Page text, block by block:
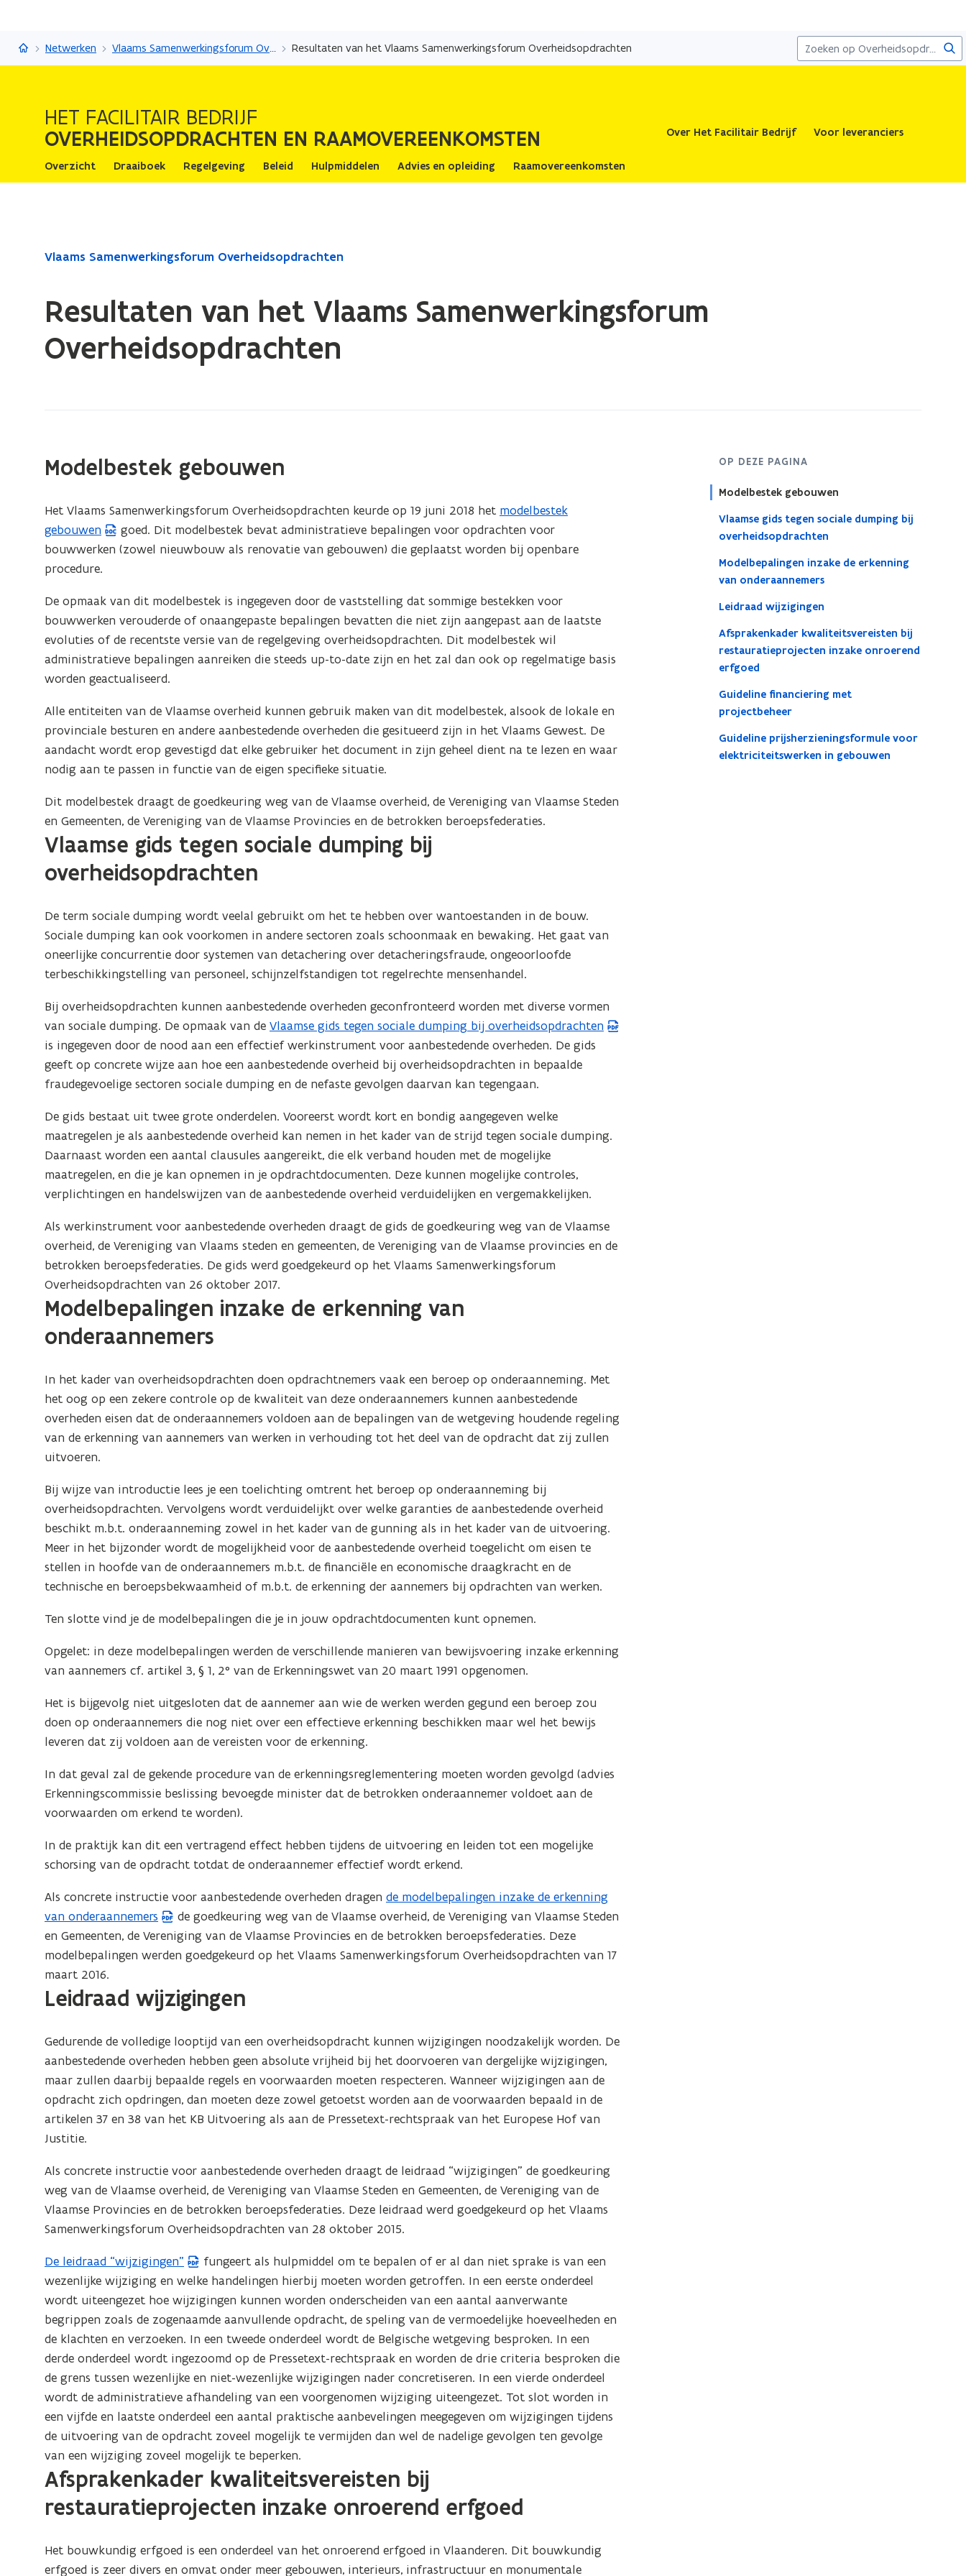
en
naar
Overheidsopdrachten en raamovereenkomsten
Netwerken Vlaams Samenwerkingsforum Overheidsopdrachten Resultaten van het Vlaams Samenwerkingsforum Overheidsopdrachten
HET FACILITAIR BEDRIJF
OVERHEIDSOPDRACHTEN EN RAAMOVEREENKOMSTEN Over Het Facilitair Bedrijf Voor leveranciers
Overzicht Draaiboek Regelgeving Beleid Hulpmiddelen Advies en opleiding Raamovereenkomsten
Gedaan
Samenwerkingsforum
Vlaams Samenwerkingsforum Overheidsopdrachten
Resultaten van het Vlaams Samenwerkingsforum
Overheidsopdrachten
OP DEZE PAGINA
Modelbestek gebouwen
Vlaamse gids tegen sociale dumping bij
overheidsopdrachten
Modelbepalingen inzake de erkenning
van onderaannemers
Leidraad wijzigingen
Afsprakenkader kwaliteitsvereisten bij
restauratieprojecten inzake onroerend
erfgoed
Guideline financiering met
projectbeheer
Guideline prijsherzieningsformule voor
elektriciteitswerken in gebouwen
Modelbestek gebouwen
Het Vlaams Samenwerkingsforum Overheidsopdrachten keurde op 19 juni 2018 het modelbestek
gebouwen
(
W
o
b
e
s
t
n
d
o
n
t
e
u
w
v
n
s
t
e
r
)
goed. Dit modelbestek bevat administratieve bepalingen voor opdrachten voor
bouwwerken (zowel nieuwbouw als renovatie van gebouwen) die geplaatst worden bij openbare
procedure.
De opmaak van dit modelbestek is ingegeven door de vaststelling dat sommige bestekken voor
bouwwerken verouderde of onaangepaste bepalingen bevatten die niet zijn aangepast aan de laatste
evoluties of de recentste versie van de regelgeving overheidsopdrachten. Dit modelbestek wil
administratieve bepalingen aanreiken die steeds up-to-date zijn en het zal dan ook op regelmatige basis
worden geactualiseerd.
Alle entiteiten van de Vlaamse overheid kunnen gebruik maken van dit modelbestek, alsook de lokale en
provinciale besturen en andere aanbestedende overheden die gesitueerd zijn in het Vlaams Gewest. De
aandacht wordt erop gevestigd dat elke gebruiker het document in zijn geheel dient na te lezen en waar
nodig aan te passen in functie van de eigen specifieke situatie.
Dit modelbestek draagt de goedkeuring weg van de Vlaamse overheid, de Vereniging van Vlaamse Steden
en Gemeenten, de Vereniging van de Vlaamse Provincies en de betrokken beroepsfederaties.
Vlaamse gids tegen sociale dumping bij
overheidsopdrachten
De term sociale dumping wordt veelal gebruikt om het te hebben over wantoestanden in de bouw.
Sociale dumping kan ook voorkomen in andere sectoren zoals schoonmaak en bewaking. Het gaat van
oneerlijke concurrentie door systemen van detachering over detacheringsfraude, ongeoorloofde
terbeschikkingstelling van personeel, schijnzelfstandigen tot regelrechte mensenhandel.
Bij overheidsopdrachten kunnen aanbestedende overheden geconfronteerd worden met diverse vormen
van sociale dumping. De opmaak van deVlaamse gids tegen sociale dumping bij overheidsopdrachten
(
P
D
F
e
s
t
a
n
d
o
p
e
t
n
i
e
u
e
n
s
t
e
r
is ingegeven door de nood aan een effectief werkinstrument voor aanbestedende overheden. De gids
geeft op concrete wijze aan hoe een aanbestedende overheid bij overheidsopdrachten in bepaalde
fraudegevoelige sectoren sociale dumping en de nefaste gevolgen daarvan kan tegengaan.
De gids bestaat uit twee grote onderdelen. Vooreerst wordt kort en bondig aangegeven welke
maatregelen je als aanbestedende overheid kan nemen in het kader van de strijd tegen sociale dumping.
Daarnaast worden een aantal clausules aangereikt, die elk verband houden met de mogelijke
maatregelen, en die je kan opnemen in je opdrachtdocumenten. Deze kunnen mogelijke controles,
verplichtingen en handelswijzen van de aanbestedende overheid verduidelijken en vergemakkelijken.
Als werkinstrument voor aanbestedende overheden draagt de gids de goedkeuring weg van de Vlaamse
overheid, de Vereniging van Vlaams steden en gemeenten, de Vereniging van de Vlaamse provincies en de
betrokken beroepsfederaties. De gids werd goedgekeurd op het Vlaams Samenwerkingsforum
Overheidsopdrachten van 26 oktober 2017.
Modelbepalingen inzake de erkenning van
onderaannemers
In het kader van overheidsopdrachten doen opdrachtnemers vaak een beroep op onderaanneming. Met
het oog op een zekere controle op de kwaliteit van deze onderaannemers kunnen aanbestedende
overheden eisen dat de onderaannemers voldoen aan de bepalingen van de wetgeving houdende regeling
van de erkenning van aannemers van werken in verhouding tot het deel van de opdracht dat zij zullen
uitvoeren.
Bij wijze van introductie lees je een toelichting omtrent het beroep op onderaanneming bij
overheidsopdrachten. Vervolgens wordt verduidelijkt over welke garanties de aanbestedende overheid
beschikt m.b.t. onderaanneming zowel in het kader van de gunning als in het kader van de uitvoering.
Meer in het bijzonder wordt de mogelijkheid voor de aanbestedende overheid toegelicht om eisen te
stellen in hoofde van de onderaannemers m.b.t. de financiële en economische draagkracht en de
technische en beroepsbekwaamheid of m.b.t. de erkenning der aannemers bij opdrachten van werken.
Ten slotte vind je de modelbepalingen die je in jouw opdrachtdocumenten kunt opnemen.
Opgelet: in deze modelbepalingen werden de verschillende manieren van bewijsvoering inzake erkenning
van aannemers cf. artikel 3, § 1, 2° van de Erkenningswet van 20 maart 1991 opgenomen.
Het is bijgevolg niet uitgesloten dat de aannemer aan wie de werken werden gegund een beroep zou
doen op onderaannemers die nog niet over een effectieve erkenning beschikken maar wel het bewijs
leveren dat zij voldoen aan de vereisten voor de erkenning.
In dat geval zal de gekende procedure van de erkenningsreglementering moeten worden gevolgd (advies
Erkenningscommissie beslissing bevoegde minister dat de betrokken onderaannemer voldoet aan de
voorwaarden om erkend te worden).
In de praktijk kan dit een vertragend effect hebben tijdens de uitvoering en leiden tot een mogelijke
schorsing van de opdracht totdat de onderaannemer effectief wordt erkend.
Als concrete instructie voor aanbestedende overheden dragende modelbepalingen inzake de erkenning
van onderaannemers
(
P
D
F
n
t
i
n
i
e
u
w
v
e
n
s
t
e
)
de goedkeuring weg van de Vlaamse overheid, de Vereniging van Vlaamse Steden
en Gemeenten, de Vereniging van de Vlaamse Provincies en de betrokken beroepsfederaties. Deze
modelbepalingen werden goedgekeurd op het Vlaams Samenwerkingsforum Overheidsopdrachten van 17
maart 2016.
Leidraad wijzigingen
Gedurende de volledige looptijd van een overheidsopdracht kunnen wijzigingen noodzakelijk worden. De
aanbestedende overheden hebben geen absolute vrijheid bij het doorvoeren van dergelijke wijzigingen,
maar zullen daarbij bepaalde regels en voorwaarden moeten respecteren. Wanneer wijzigingen aan de
opdracht zich opdringen, dan moeten deze zowel getoetst worden aan de voorwaarden bepaald in de
artikelen 37 en 38 van het KB Uitvoering als aan de Pressetext-rechtspraak van het Europese Hof van
Justitie.
Als concrete instructie voor aanbestedende overheden draagt de leidraad “wijzigingen” de goedkeuring
weg van de Vlaamse overheid, de Vereniging van Vlaamse Steden en Gemeenten, de Vereniging van de
Vlaamse Provincies en de betrokken beroepsfederaties. Deze leidraad werd goedgekeurd op het Vlaams
Samenwerkingsforum Overheidsopdrachten van 28 oktober 2015.
De leidraad “wijzigingen”
(
P
D
F
b
e
s
t
a
n
d
o
e
t
i
fungeert als hulpmiddel om te bepalen of er al dan niet sprake is van een
wezenlijke wijziging en welke handelingen hierbij moeten worden getroffen. In een eerste onderdeel
wordt uiteengezet hoe wijzigingen kunnen worden onderscheiden van een aantal aanverwante
begrippen zoals de zogenaamde aanvullende opdracht, de speling van de vermoedelijke hoeveelheden en
de klachten en verzoeken. In een tweede onderdeel wordt de Belgische wetgeving besproken. In een
derde onderdeel wordt ingezoomd op de Pressetext-rechtspraak en worden de drie criteria besproken die
de grens tussen wezenlijke en niet-wezenlijke wijzigingen nader concretiseren. In een vierde onderdeel
wordt de administratieve afhandeling van een voorgenomen wijziging uiteengezet. Tot slot worden in
een vijfde en laatste onderdeel een aantal praktische aanbevelingen meegegeven om wijzigingen tijdens
de uitvoering van de opdracht zoveel mogelijk te vermijden dan wel de nadelige gevolgen ten gevolge
van een wijziging zoveel mogelijk te beperken.
Afsprakenkader kwaliteitsvereisten bij
restauratieprojecten inzake onroerend erfgoed
Het bouwkundig erfgoed is een onderdeel van het onroerend erfgoed in Vlaanderen. Dit bouwkundig
erfgoed is zeer divers en omvat onder meer gebouwen, interieurs, infrastructuur en monumentale